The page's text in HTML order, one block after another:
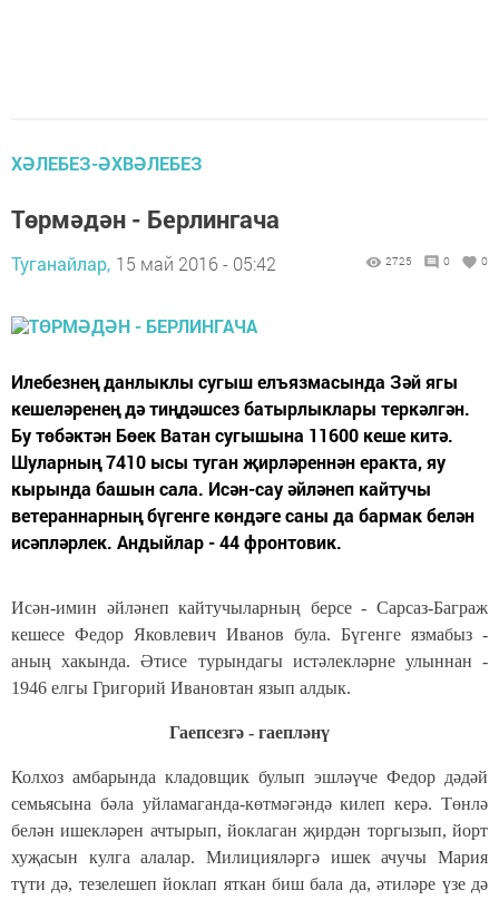
ХӘЛЕБЕЗ-ӘХВӘЛЕБЕЗ
Төрмәдән - Берлингача
Туганайлар, 15 май 2016 - 05:42 2725 0 0
Илебезнең данлыклы сугыш елъязмасында Зәй ягы
кешеләренең дә тиңдәшсез батырлыклары теркәлгән.
Бу төбәктән Бөек Ватан сугышына 11600 кеше китә.
Шуларның 7410 ысы туган җирләреннән еракта, яу
кырында башын сала. Исән-сау әйләнеп кайтучы
ветераннарның бүгенге көндәге саны да бармак белән
исәпләрлек. Андыйлар - 44 фронтовик.
Исән-имин әйләнеп кайтучыларның берсе - Сарсаз-Баграж
кешесе Федор Яковлевич Иванов була. Бүгенге язмабыз -
аның хакында. Әтисе турындагы истәлекләрне улыннан -
1946 елгы Григорий Ивановтан язып алдык.
Гаепсезгә - гаепләнү
Колхоз амбарында кладовщик булып эшләүче Федор дәдәй
семьясына бәла уйламаганда-көтмәгәндә килеп керә. Төнлә
белән ишекләрен ачтырып, йоклаган җирдән торгызып, йорт
хуҗасын кулга алалар. Милицияләргә ишек ачучы Мария
түти дә, тезелешеп йоклап яткан биш бала да, әтиләре үзе дә